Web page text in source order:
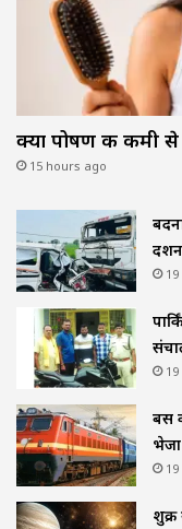
क्या पोषण की कमी
15 hours ago
बस